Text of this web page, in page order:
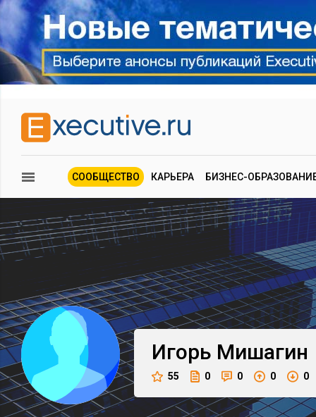
СООБЩЕСТВО КАРЬЕРА БИЗНЕС-
Игорь Мишагин
55 0 0 0 0